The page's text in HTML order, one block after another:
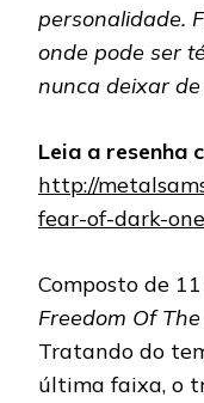
personalidade.
onde pode ser
nunca deixar
Leia a resenha
http://
fear-of-dark-
Composto de
Freedom Of
Tratando do
última faixa, o